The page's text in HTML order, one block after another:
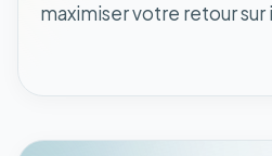
maximiser votre retour